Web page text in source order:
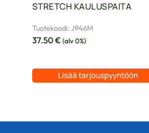
STRETCH KAULUSPAITA
Tuotekoodi: J946M
37.50€(alv 0%)
Lisää tarjouspyyntöön